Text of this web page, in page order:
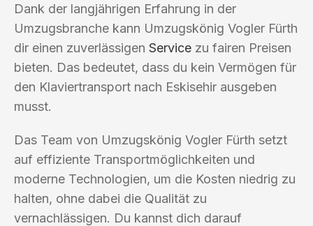
Dank der langjährigen Erfahrung in der
Umzugsbranche kann Umzugskönig Vogler Fürth
dir einen zuverlässigen Service zu fairen Preisen
bieten. Das bedeutet, dass du kein Vermögen für
den Klaviertransport nach Eskisehir ausgeben
musst.
Das Team von Umzugskönig Vogler Fürth setzt
auf effiziente Transportmöglichkeiten und
moderne Technologien, um die Kosten niedrig zu
halten, ohne dabei die Qualität zu
vernachlässigen. Du kannst dich darauf